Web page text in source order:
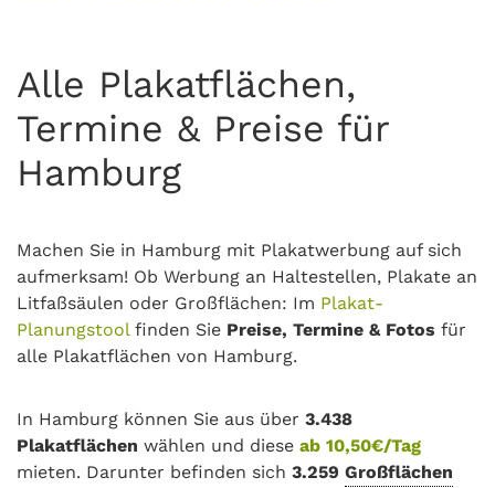
Alle Plakatflächen,
Termine & Preise für
Hamburg
Machen Sie in Hamburg mit Plakatwerbung auf sich
aufmerksam! Ob Werbung an Haltestellen, Plakate an
Litfaßsäulen oder Großflächen: Im Plakat-
Planungstoolfinden Sie Preise, Termine & Fotos für
alle Plakatflächen von Hamburg.
In Hamburg können Sie aus über 3.438
Plakatflächen wählen und diese ab 10,50€/Tag
mieten. Darunter befinden sich 3.259 Großflächen